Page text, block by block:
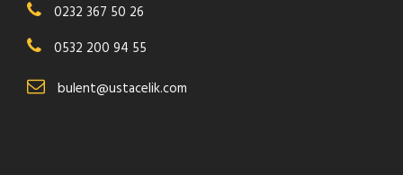
0232 367 50 26
0532 200 94 55
bulent@ustacelik.com